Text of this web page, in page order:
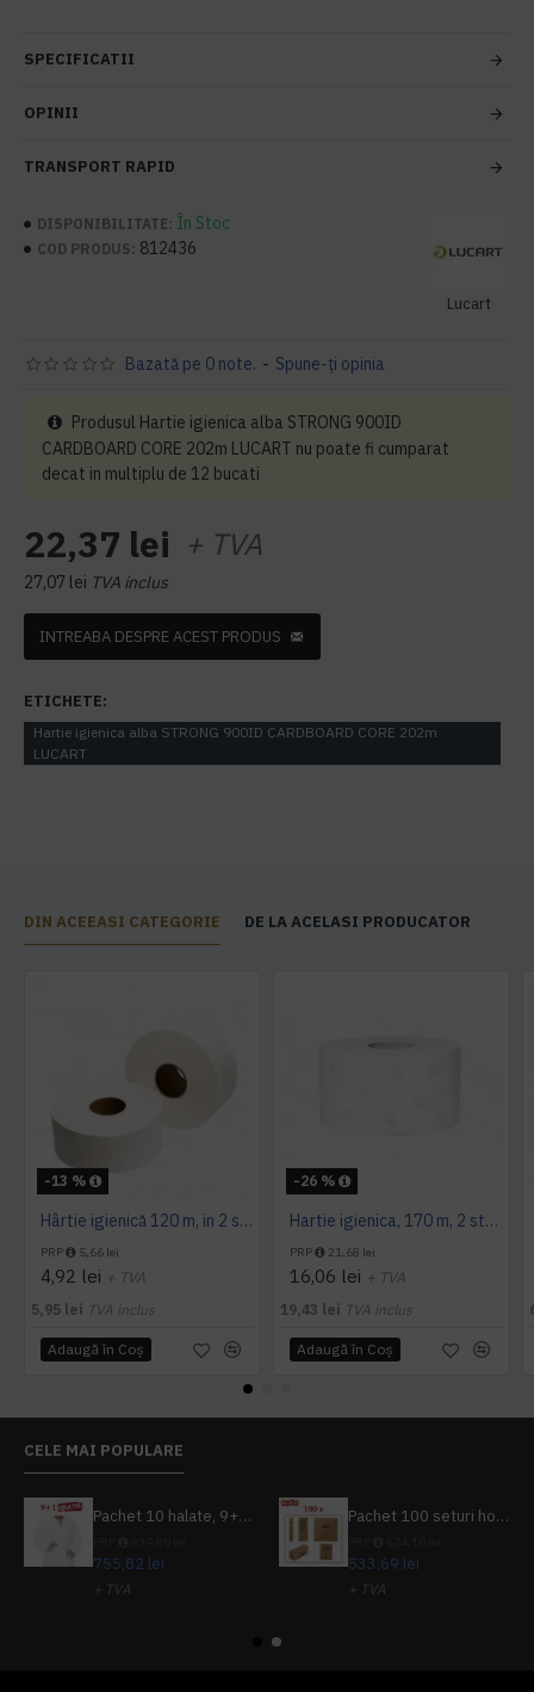
SPECIFICATII
OPINII
TRANSPORT RAPID
DISPONIBILITATE: În Stoc
COD PRODUS: 812436
Lucart
Bazată pe 0 note. - Spune-ţi opinia
22,37 lei + TVA
27,07 lei TVA inclus
Produsul Hartie igienica alba STRONG 900ID
CARDBOARD CORE 202m LUCART nu poate fi cumparat
decat in multiplu de 12 bucati
INTREABA DESPRE ACEST PRODUS
ETICHETE:
Hartie igienica alba STRONG 900ID CARDBOARD CORE 202m
LUCART
DIN ACEEASI CATEGORIE DE LA ACELASI PRODUCATOR
-13 %
Hârtie igienică 120 m, in 2 straturi, extra albă, Mini Jumbo, AQAS
PRP 5,66 lei
4,92 lei + TVA
5,95 lei TVA inclus
Adaugă în Coş
-26 %
Hartie igienica, 170 m, 2 straturi, Tork
PRP 21,68 lei
16,06 lei + TVA
19,43 lei TVA inclus
Adaugă în Coş
CELE MAI POPULARE
Pachet 10 halate, 9+1 gratuit
755,82 lei
+ TVA
Pachet 100 seturi hoteliere, set dentar, set barbierit, casca de dus, pila unghii, set cusut
533,69 lei
+ TVA